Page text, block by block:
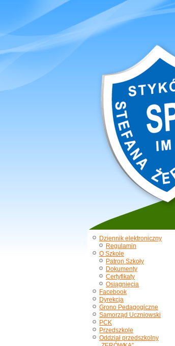
Dziennik elektroniczny
Regulamin
O Szkole
Patron Szkoły
Dokumenty
Certyfikaty
Osiągnięcia
Facebook
Dyrekcja
Grono Pedagogiczne
Samorząd Uczniowski
PCK
Przedszkole
Oddział przedszkolny